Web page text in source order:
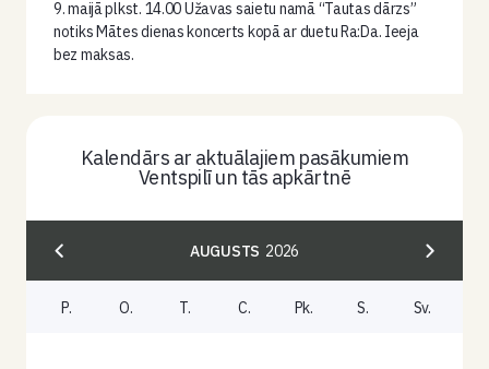
9. maijā plkst. 14.00 Užavas saietu namā “Tautas dārzs”
notiks Mātes dienas koncerts kopā ar duetu Ra:Da. Ieeja
bez maksas.
Kalendārs ar aktuālajiem pasākumiem
Ventspilī un tās apkārtnē
AUGUSTS 2026
P. O. T. C. Pk. S. Sv.